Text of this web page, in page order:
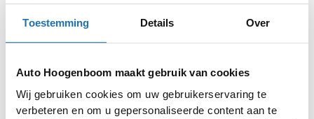
Toestemming Details Over
Auto Hoogenboom maakt gebruik van cookies
Wij gebruiken cookies om uw gebruikerservaring te
verbeteren en om u gepersonaliseerde content aan te